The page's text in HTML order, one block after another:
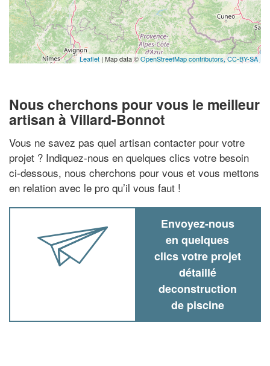
Leaflet | Map data ©OpenStreetMap contributors,CC-BY-SA
Nous cherchons pour vous le meilleur
artisan à Villard-Bonnot
Vous ne savez pas quel artisan contacter pour votre
projet ? Indiquez-nous en quelques clics votre besoin
ci-dessous, nous cherchons pour vous et vous mettons
en relation avec le pro qu’il vous faut !
Envoyez-nous
en quelques
clics votre projet
détaillé
deconstruction
de piscine